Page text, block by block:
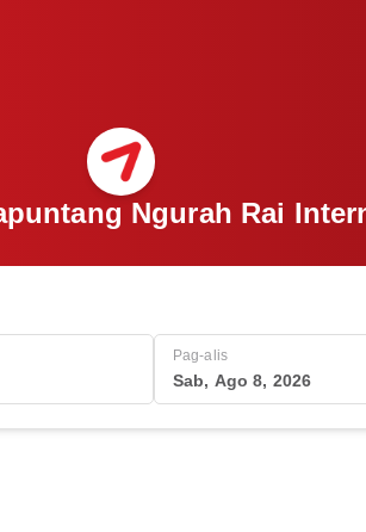
Ngurah Rai
Pag-alis
Sab, Ago 8, 2026